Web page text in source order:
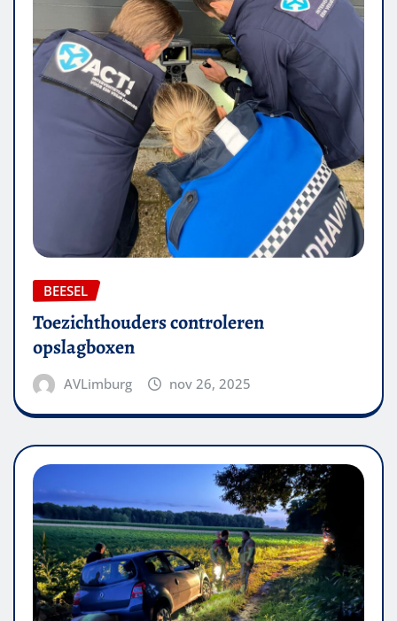
BEESEL
Toezichthouders controleren
opslagboxen
AVLimburg nov 26, 2025